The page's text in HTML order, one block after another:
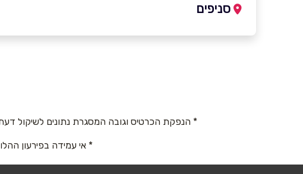
באתר
סניפים
* הנפקת הכרטיס וגובה המסגרת נתונים לשיקול
* אי עמידה בפירעון